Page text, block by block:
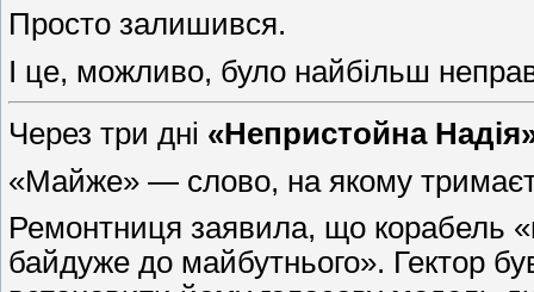
Просто залишився.
І це, можливо, було найбільш
Через три дні «Непристойна
«Майже» — слово, на якому
Ремонтниця заявила, що корабель
байдуже до майбутнього». Гектор